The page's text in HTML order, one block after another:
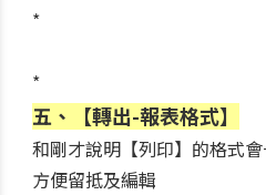
*
*
五、【轉出-報表格式】
和剛才說明【列印】的格式
方便留抵及編輯